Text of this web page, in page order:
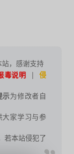
站，感谢支持
毒说明 |
侵
示为修改者自
大家学习与参
若本站侵犯了